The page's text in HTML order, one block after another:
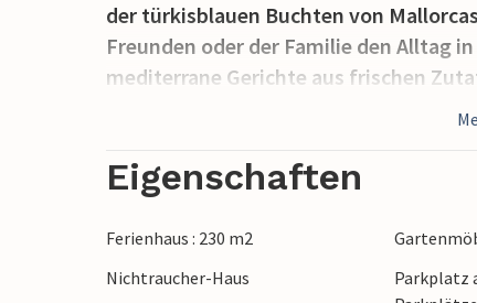
der türkisblauen Buchten von
Freunden oder der Familie den Alltag
mediterrane Gerichte aus frischen
Platz und plaudern Sie bei einem Glas
Im herrlichen Pool können Sie
ein Frühstück aus ofenfrischen
Terrasse servieren. Lassen Sie die
stimmungsvollen Grillabenden an der
Eigenschaften
Ferienhaus : 230 m2
Nichtraucher-Haus
Parkplatz